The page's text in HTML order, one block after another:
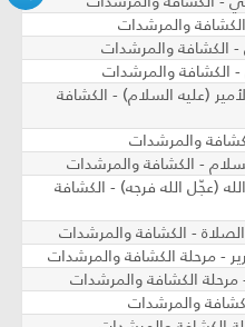
والمرشدات
- الكشافة والمرشدات
الكشافة والمرشدات
(عليه السلام) - الكشافة
والمرشدات
الله (عجّل الله فرجه) - الكشافة